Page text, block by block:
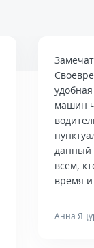
машин
данный
всем,
время
Анна